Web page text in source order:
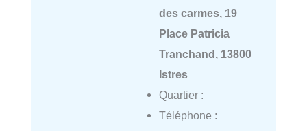
des carmes, 19
Place Patricia
Tranchand, 13800
Istres
Quartier :
Téléphone :